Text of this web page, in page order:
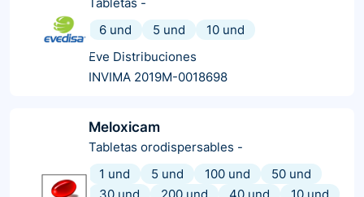
6 und
5 und
10 und
Eve Distribuciones
INVIMA 2019M-0018698
Meloxicam
Tabletas orodispersables -
1 und
5 und 100 und
50 und
30 und
200 und 40 und
10 und